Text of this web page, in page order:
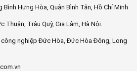
Bình Hưng Hòa, Quận Bình Tân, Hồ Chí Minh
Thuận, Trâu Quỳ, Gia Lâm, Hà Nội.
nghiệp Đức Hòa, Đức Hòa Đông, Long